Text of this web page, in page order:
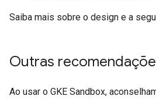
Saiba mais sobre o design e a
Outras
Ao usar o GKE Sandbox,